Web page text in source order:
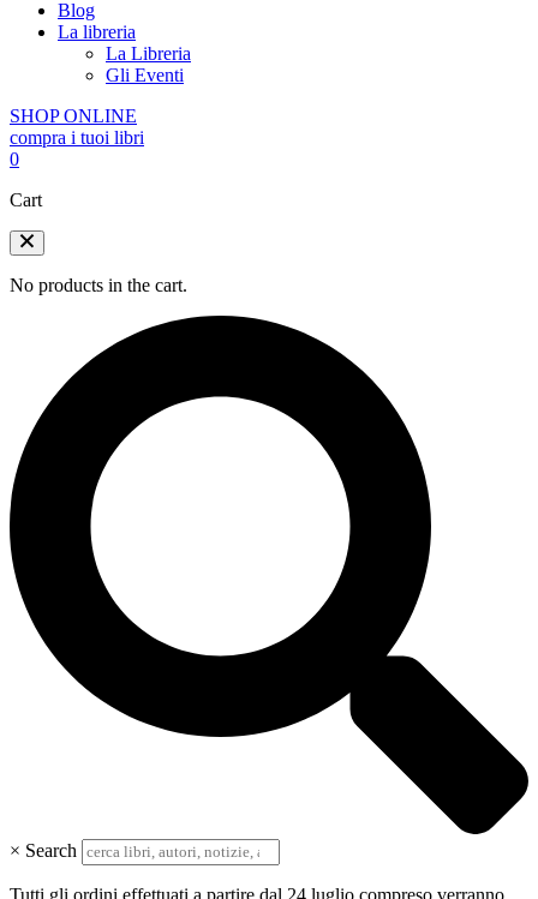
Blog
La libreria
La Libreria
Gli Eventi
SHOP ONLINE
compra i tuoi libri
0
Cart
No products in the cart.
× Search
Tutti gli ordini effettuati a partire dal 24 luglio compreso verranno